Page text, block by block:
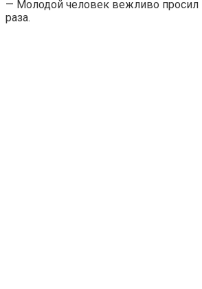
— Молодой человек вежливо просил
раза.